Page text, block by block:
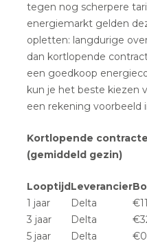
tegen nog scherpere
energiemarkt gelden
opletten: langdurige
dan kortlopende
een goedkoop
kun je het beste kiezen
een rekening voorbeeld
Kortlopende
(gemiddeld gezin)
LooptijdLeverancier
1 jaar
Delta
3 jaar
Delta
5 jaar
Delta €0